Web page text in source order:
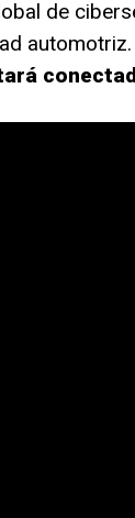
de